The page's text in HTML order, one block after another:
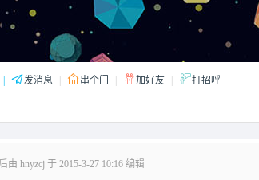
发消息 串个门 加好友 打招呼
由 hnyzcj 于 2015-3-27 10:16 编辑